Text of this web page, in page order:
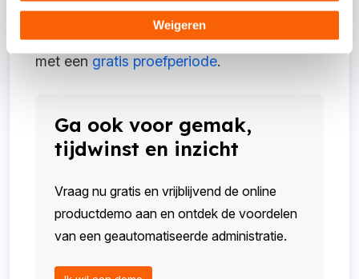
Weigeren
automatiseren in Snelstart door vandaag
nogeen demo aan te vragenof te beginnen
met een gratis proefperiode.
Ga ook voor gemak,
tijdwinst en inzicht
Vraag nu gratis en vrijblijvend de online
productdemo aan en ontdek de voordelen
van een geautomatiseerde administratie.